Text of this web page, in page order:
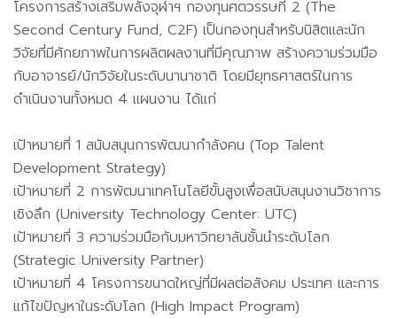
โครงการสร้างเสริมพลังจุฬาฯ กองทุนศตวรรษที่ 2 (The
Second Century Fund, C2F) เป็นกองทุนสำหรับนิสิตและนัก
วิจัยที่มีศักยภาพในการผลิตผลงานที่มีคุณภาพ สร้างความร่วมมือ
กับอาจารย์/นักวิจัยในระดับนานาชาติ โดยมียุทธศาสตร์ในการ
ดำเนินงานทั้งหมด 4 แผนงาน ได้แก่
เป้าหมายที่ 1 สนับสนุนการพัฒนากำลังคน (Top Talent
Development Strategy)
เป้าหมายที่ 2 การพัฒนาเทคโนโลยีขั้นสูงเพื่อสนับสนุนงานวิชาการ
เชิงลึก (University Technology Center: UTC)
เป้าหมายที่ 3 ความร่วมมือกับมหาวิทยาลันชั้นนำระดับโลก
(Strategic University Partner)
เป้าหมายที่ 4 โครงการขนาดใหญ่ที่มีผลต่อสังคม ประเทศ และการ
แก้ไขปัญหาในระดับโลก (High Impact Program)